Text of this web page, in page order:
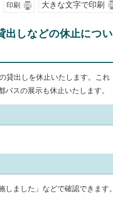
印刷 大きな文字で印刷
出しなどの休止につい
貸出しを休止いたします。これ
スの展示も休止いたします。
ました」などで確認できます。